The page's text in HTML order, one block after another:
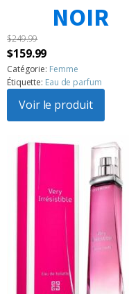
NOIR
$249.99
Le
prix
initial
était :
$249.99.
$159.99Le
prix
actuel
est :
$159.99.
Catégorie: Femme
Étiquette: Eau de parfum
Voir le produit